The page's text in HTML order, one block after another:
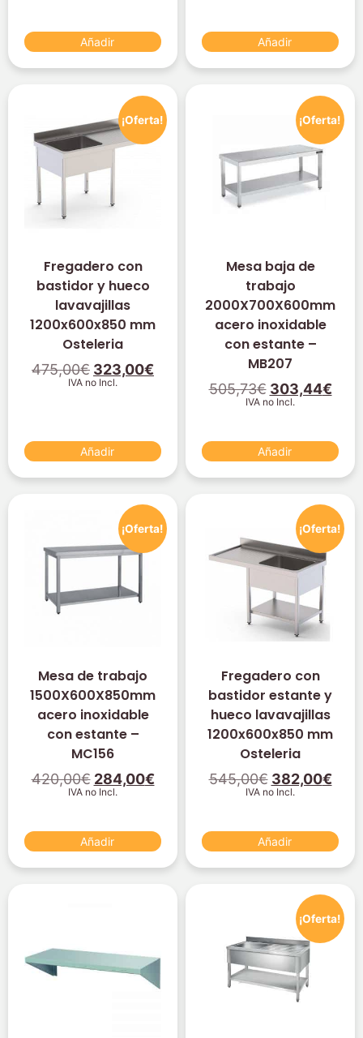
Añadir Añadir
¡Oferta!
Fregadero con
bastidor y hueco
lavavajillas
1200x600x850 mm
Osteleria
475,00€ 323,00€
IVA no Incl.
Añadir
¡Oferta!
Mesa baja de
trabajo
2000X700X600mm
acero inoxidable
con estante –
MB207
505,73€ 303,44€
IVA no Incl.
Añadir
¡Oferta!
Mesa de trabajo
1500X600X850mm
acero inoxidable
con estante –
MC156
420,00€ 284,00€
IVA no Incl.
Añadir
¡Oferta!
Fregadero con
bastidor estante y
hueco lavavajillas
1200x600x850 mm
Osteleria
545,00€ 382,00€
IVA no Incl.
Añadir
¡Oferta!